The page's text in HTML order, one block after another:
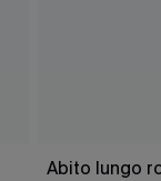
Abito lungo